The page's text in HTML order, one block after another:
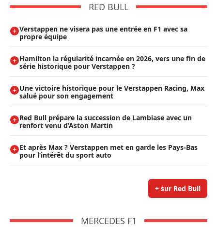
RED BULL
Verstappen ne visera pas une entrée en F1 avec sa
propre équipe
Hamilton la régularité incarnée en 2026, vers une fin de
série historique pour Verstappen ?
Une victoire historique pour le Verstappen Racing, Max
salué pour son engagement
Red Bull prépare la succession de Lambiase avec un
renfort venu d’Aston Martin
Et après Max ? Verstappen met en garde les Pays-Bas
pour l’intérêt du sport auto
+ sur Red Bull
MERCEDES F1